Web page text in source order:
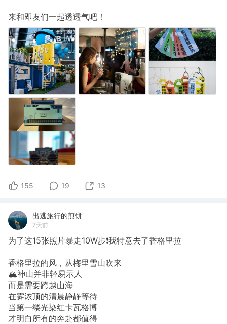
来和即友们一起透透气吧！
155 19 13
出逃旅行的煎饼
7天前
为了这15张照片暴走10W步❗我特意去了香格里拉
香格里拉的风，从梅里雪山吹来
🏔️神山并非轻易示人
而是需要跨越山海
在雾浓顶的清晨静静等待
当第一缕光染红卡瓦格博
才明白所有的奔赴都值得